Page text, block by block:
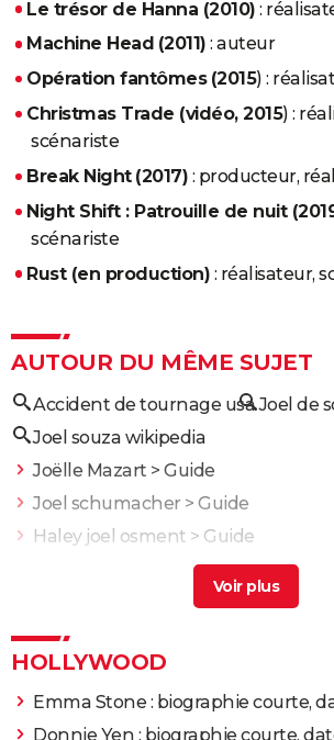
Le trésor de Hanna (2010) :
Machine Head (2011) : auteur
Opération fantômes (2015) :
Christmas Trade (vidéo, 2015) :
scénariste
Break Night (2017) : producteur,
Night Shift : Patrouille de nuit
scénariste
Rust(en production) : réalisateur,
AUTOUR DU MÊME SUJET
Accident de tournage usaJoel de
Joel souza wikipedia
Joëlle Mazart > Guide
Joel schumacher > Guide
Haley joel osment > Guide
> Guide
> Accueil - Thriller
HOLLYWOOD
Emma Stone : biographie courte,
Donnie Yen : biographie courte,